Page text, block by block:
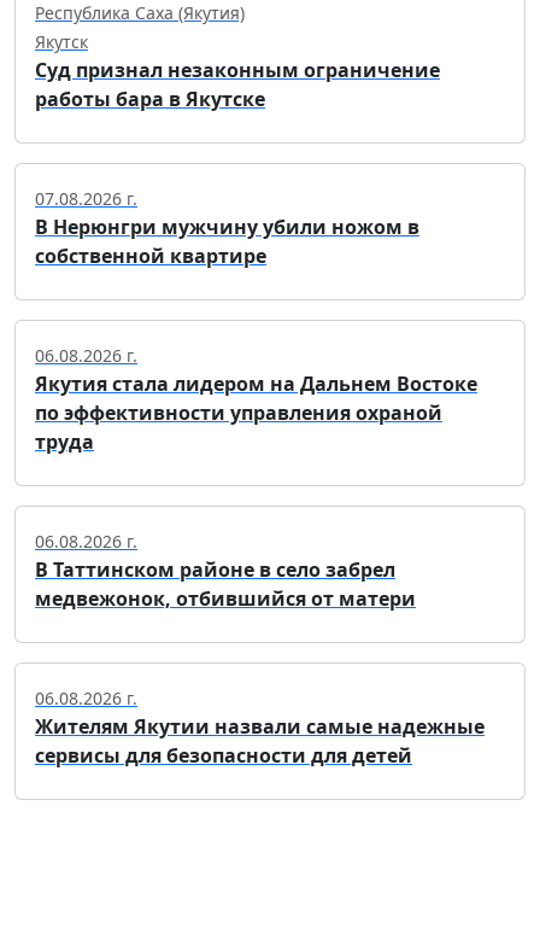
Республика Саха (Якутия)
Якутск
Суд признал незаконным ограничение
работы бара в Якутске
07.08.2026 г.
В Нерюнгри мужчину убили ножом в
собственной квартире
06.08.2026 г.
Якутия стала лидером на Дальнем Востоке
по эффективности управления охраной
труда
06.08.2026 г.
В Таттинском районе в село забрел
медвежонок, отбившийся от матери
06.08.2026 г.
Жителям Якутии назвали самые надежные
сервисы для безопасности для детей